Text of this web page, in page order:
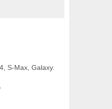
S-Max, Galaxy.